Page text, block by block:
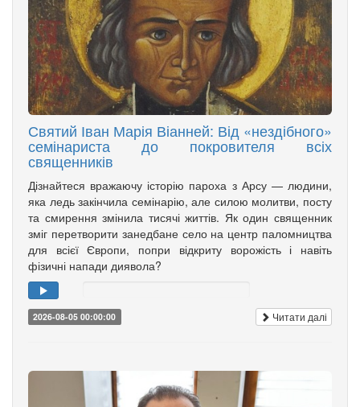
Святий Іван Марія Віанней: Від «нездібного»
семінариста до покровителя всіх
священників
Дізнайтеся вражаючу історію пароха з Арсу — людини,
яка ледь закінчила семінарію, але силою молитви, посту
та смирення змінила тисячі життів. Як один священник
зміг перетворити занедбане село на центр паломництва
для всієї Європи, попри відкриту ворожість і навіть
фізичні напади диявола?
2026-08-05 00:00:00 Читати далі